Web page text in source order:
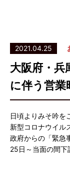
2021.04.25
大阪府・
に伴う営
日頃よりみそ吟を
新型コロナウイル
政府からの「緊急
25日～当面の間